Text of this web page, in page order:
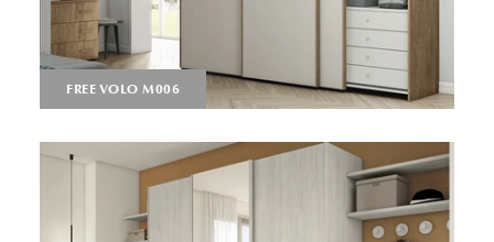
FREE VOLO M006